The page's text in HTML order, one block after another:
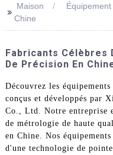
>> Maison
Chine
Fabricants Célèbres
De Précision En
Découvrez les
conçus et développés par
Co., Ltd. Notre entreprise
de métrologie de haute
en Chine. Nos
d'une technologie de